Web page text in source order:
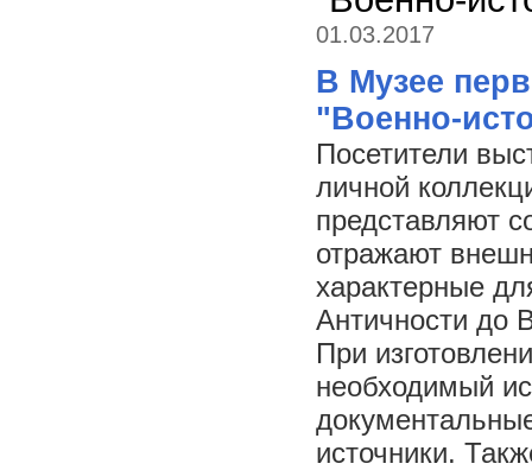
01.03.2017
В Музее
"Военно-
Посетители
личной
представляют
отражают
характерные
Античности до
При
необходимый
источники.